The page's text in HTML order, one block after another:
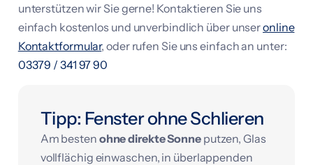
unterstützen wir Sie gerne! Kontaktieren Sie uns
einfach kostenlos und unverbindlich über unseronline
Kontaktformular, oder rufen Sie uns einfach an unter:
03379 / 341 97 90
Tipp: Fenster ohne Schlieren
Am besten ohne direkte Sonneputzen, Glas
vollflächig einwaschen, in überlappenden